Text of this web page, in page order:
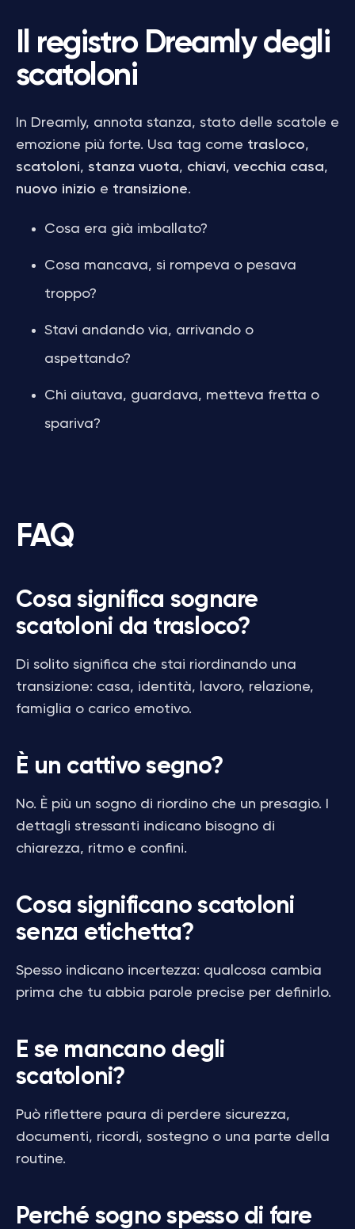
Il registro Dreamly degli
scatoloni
In Dreamly, annota stanza, stato delle scatole e
emozione più forte. Usa tag come trasloco,
scatoloni, stanza vuota, chiavi, vecchia casa,
nuovo inizio e transizione.
Cosa era già imballato?
Cosa mancava, si rompeva o pesava
troppo?
Stavi andando via, arrivando o
aspettando?
Chi aiutava, guardava, metteva fretta o
spariva?
FAQ
Cosa significa sognare
scatoloni da trasloco?
Di solito significa che stai riordinando una
transizione: casa, identità, lavoro, relazione,
famiglia o carico emotivo.
È un cattivo segno?
No. È più un sogno di riordino che un presagio. I
dettagli stressanti indicano bisogno di
chiarezza, ritmo e confini.
Cosa significano scatoloni
senza etichetta?
Spesso indicano incertezza: qualcosa cambia
prima che tu abbia parole precise per definirlo.
E se mancano degli
scatoloni?
Può riflettere paura di perdere sicurezza,
documenti, ricordi, sostegno o una parte della
routine.
Perché sogno spesso di fare